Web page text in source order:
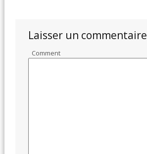
Laisser un commentaire
Comment